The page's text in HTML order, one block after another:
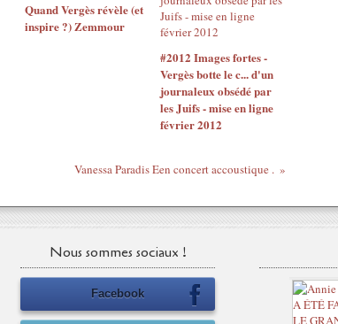
Quand Vergès révèle (et
inspire ?) Zemmour
#2012 Images fortes -
Vergès botte le c... d'un
journaleux obsédé par
les Juifs - mise en ligne
février 2012
Vanessa Paradis Een concert accoustique .
Nous sommes sociaux !
Facebook